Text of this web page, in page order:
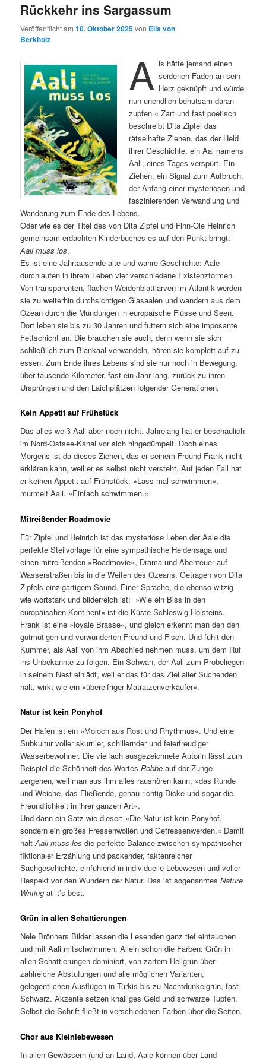
Rückkehr ins Sargassum
Veröffentlicht am10. Oktober 2025von Ella von
Berkholz
A ls hätte jemand einen
seidenen Faden an sein
Herz geknüpft und würde
nun unendlich behutsam daran
zupfen.« Zart und fast poetisch
beschreibt Dita Zipfel das
rätselhafte Ziehen, das der Held
ihrer Geschichte, ein Aal namens
Aali, eines Tages verspürt. Ein
Ziehen, ein Signal zum Aufbruch,
der Anfang einer mysteriösen und
faszinierenden Verwandlung und
Wanderung zum Ende des Lebens.
Oder wie es der Titel des von Dita Zipfel und Finn-Ole Heinrich
gemeinsam erdachten Kinderbuches es auf den Punkt bringt:
Aali muss los.
Es ist eine Jahrtausende alte und wahre Geschichte: Aale
durchlaufen in ihrem Leben vier verschiedene Existenzformen.
Von transparenten, flachen Weidenblattlarven im Atlantik werden
sie zu weiterhin durchsichtigen Glasaalen und wandern aus dem
Ozean durch die Mündungen in europäische Flüsse und Seen.
Dort leben sie bis zu 30 Jahren und futtern sich eine imposante
Fettschicht an. Die brauchen sie auch, denn wenn sie sich
schließlich zum Blankaal verwandeln, hören sie komplett auf zu
essen. Zum Ende ihres Lebens sind sie nur noch in Bewegung,
über tausende Kilometer, fast ein Jahr lang, zurück zu ihren
Ursprüngen und den Laichplätzen folgender Generationen.
Kein Appetit auf Frühstück
Das alles weiß Aali aber noch nicht. Jahrelang hat er beschaulich
im Nord-Ostsee-Kanal vor sich hingedümpelt. Doch eines
Morgens ist da dieses Ziehen, das er seinem Freund Frank nicht
erklären kann, weil er es selbst nicht versteht. Auf jeden Fall hat
er keinen Appetit auf Frühstück. »Lass mal schwimmen«,
murmelt Aali. »Einfach schwimmen.«
Mitreißender Roadmovie
Für Zipfel und Heinrich ist das mysteriöse Leben der Aale die
perfekte Steilvorlage für eine sympathische Heldensaga und
einen mitreißenden »Roadmovie«, Drama und Abenteuer auf
Wasserstraßen bis in die Weiten des Ozeans. Getragen von Dita
Zipfels einzigartigem Sound. Einer Sprache, die ebenso witzig
wie wortstark und bilderreich ist: »Wie ein Biss in den
europäischen Kontinent« ist die Küste Schleswig-Holsteins.
Frank ist eine »loyale Brasse«, und gleich erkennt man den den
gutmütigen und verwunderten Freund und Fisch. Und fühlt den
Kummer, als Aali von ihm Abschied nehmen muss, um dem Ruf
ins Unbekannte zu folgen. Ein Schwan, der Aali zum Probeliegen
in seinem Nest einlädt, weil er das für das Ziel aller Suchenden
hält, wirkt wie ein »übereifriger Matratzenverkäufer«.
Natur ist kein Ponyhof
Der Hafen ist ein »Moloch aus Rost und Rhythmus«. Und eine
Subkultur voller skurriler, schillernder und feierfreudiger
Wasserbewohner. Die vielfach ausgezeichnete Autorin lässt zum
Beispiel die Schönheit des WortesRobbe auf der Zunge
zergehen, weil man aus ihm alles raushören kann, »das Runde
und Weiche, das Fließende, genau richtig Dicke und sogar die
Freundlichkeit in ihrer ganzen Art«.
Und dann ein Satz wie dieser: »Die Natur ist kein Ponyhof,
sondern ein großes Fressenwollen und Gefressenwerden.« Damit
hältAali muss los die perfekte Balance zwischen sympathischer
fiktionaler Erzählung und packender, faktenreicher
Sachgeschichte, einfühlend in individuelle Lebewesen und voller
Respekt vor den Wundern der Natur. Das ist sogenanntesNature
Writing at it’s best.
Grün in allen Schattierungen
Nele Brönners Bilder lassen die Lesenden ganz tief eintauchen
und mit Aali mitschwimmen. Allein schon die Farben: Grün in
allen Schattierungen dominiert, von zartem Hellgrün über
zahlreiche Abstufungen und alle möglichen Varianten,
gelegentlichen Ausflügen in Türkis bis zu Nachtdunkelgrün, fast
Schwarz. Akzente setzen knalliges Geld und schwarze Tupfen.
Selbst die Schrift fließt in verschiedenen Farben über die Seiten.
Chor aus Kleinlebewesen
In allen Gewässern (und an Land, Aale können über Land